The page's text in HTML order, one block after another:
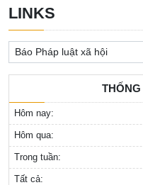
LINKS
Hôm nay:
Hôm qua:
Trong tuần:
Tất cả: